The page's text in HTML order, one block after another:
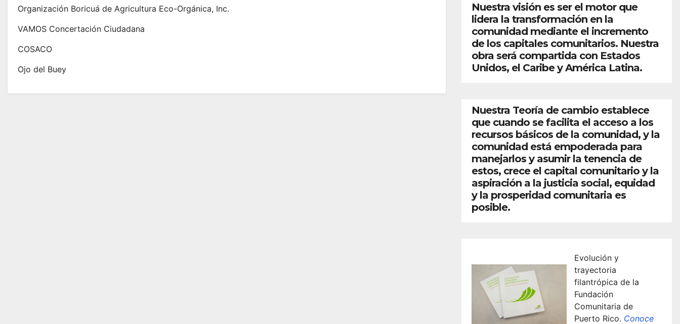
Organización Boricuá de Agricultura Eco-Orgánica, Inc.
VAMOS Concertación Ciudadana
COSACO
Ojo del Buey
Nuestra visión es ser el motor que
lidera la transformación en la
comunidad mediante el incremento
de los capitales comunitarios. Nuestra
obra será compartida con Estados
Unidos, el Caribe y América Latina.
Nuestra Teoría de cambio establece
que cuando se facilita el acceso a los
recursos básicos de la comunidad, y la
comunidad está empoderada para
manejarlos y asumir la tenencia de
estos, crece el capital comunitario y la
aspiración a la justicia social, equidad
y la prosperidad comunitaria es
posible.
Evolución y
trayectoria
filantrópica de la
Fundación
Comunitaria de
Puerto Rico. Conoce